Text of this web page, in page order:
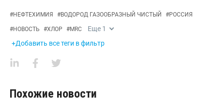
#НЕФТЕХИМИЯ #ВОДОРОД ГАЗООБРАЗНЫЙ ЧИСТЫЙ #РОССИЯ
#НОВОСТЬ #ХЛОР #MRC Еще 1
+Добавить все теги в фильтр
Похожие новости